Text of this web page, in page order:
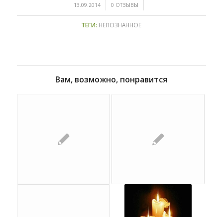
13.09.2014
/ 0 ОТЗЫВЫ
/
ТЕГИ: НЕПОЗНАННОЕ
Вам, возможно, понравится